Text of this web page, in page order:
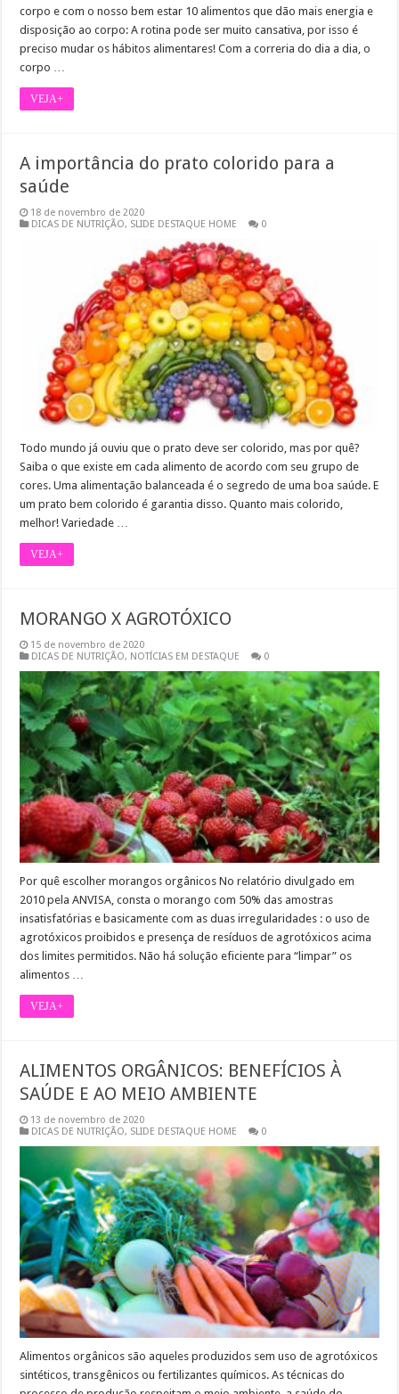
corpo e com o nosso bem estar 10 alimentos que dão mais energia e
disposição ao corpo: A rotina pode ser muito cansativa, por isso é
preciso mudar os hábitos alimentares! Com a correria do dia a dia, o
corpo …
VEJA+
A importância do prato colorido para a
saúde
18 de novembro de 2020
DICAS DE NUTRIÇÃO, SLIDE DESTAQUE HOME 0
Todo mundo já ouviu que o prato deve ser colorido, mas por quê?
Saiba o que existe em cada alimento de acordo com seu grupo de
cores. Uma alimentação balanceada é o segredo de uma boa saúde. E
um prato bem colorido é garantia disso. Quanto mais colorido,
melhor! Variedade …
VEJA+
MORANGO X AGROTÓXICO
15 de novembro de 2020
DICAS DE NUTRIÇÃO, NOTÍCIAS EM DESTAQUE 0
Por quê escolher morangos orgânicos No relatório divulgado em
2010 pela ANVISA, consta o morango com 50% das amostras
insatisfatórias e basicamente com as duas irregularidades : o uso de
agrotóxicos proibidos e presença de resíduos de agrotóxicos acima
dos limites permitidos. Não há solução eficiente para “limpar” os
alimentos …
VEJA+
ALIMENTOS ORGÂNICOS: BENEFÍCIOS À
SAÚDE E AO MEIO AMBIENTE
13 de novembro de 2020
DICAS DE NUTRIÇÃO, SLIDE DESTAQUE HOME 0
Alimentos orgânicos são aqueles produzidos sem uso de agrotóxicos
sintéticos, transgênicos ou fertilizantes químicos. As técnicas do